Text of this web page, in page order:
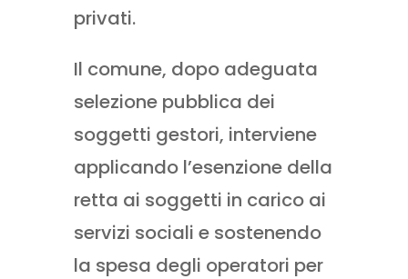
privati.
Il comune, dopo adeguata
selezione pubblica dei
soggetti gestori, interviene
applicando l’esenzione della
retta ai soggetti in carico ai
servizi sociali e sostenendo
la spesa degli operatori per